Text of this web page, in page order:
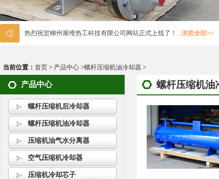
热烈祝贺柳州展维热工科技有限公司网站正式上线了！ ...浏览全部>>
当前位置： 首页 > 产品中心 >螺杆压缩机油冷却器 >
产品中心
螺杆压缩机后冷却器
螺杆压缩机油冷却器
压缩机油气水分离器
空气压缩机冷却器
压缩机冷却芯子
螺杆压缩机油